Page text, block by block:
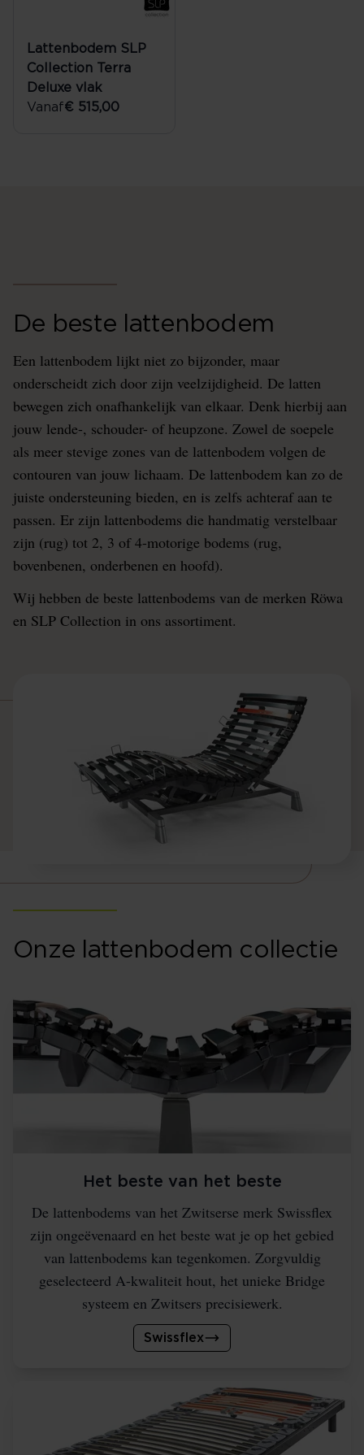
Lattenbodem SLP
Collection Terra
Deluxe vlak
Vanaf€ 515,00
De beste lattenbodem
Een lattenbodem lijkt niet zo bijzonder, maar
onderscheidt zich door zijn veelzijdigheid. De latten
bewegen zich onafhankelijk van elkaar. Denk hierbij aan
jouw lende-, schouder- of heupzone. Zowel de soepele
als meer stevige zones van de lattenbodem volgen de
contouren van jouw lichaam. De lattenbodem kan zo de
juiste ondersteuning bieden, en is zelfs achteraf aan te
passen. Er zijn lattenbodems die handmatig verstelbaar
zijn (rug) tot 2, 3 of 4-motorige bodems (rug,
bovenbenen, onderbenen en hoofd).
Wij hebben de beste lattenbodems van de merken Röwa
en SLP Collection in ons assortiment.
Onze lattenbodem collectie
Het beste van het beste
De lattenbodems van het Zwitserse merk Swissflex
zijn ongeëvenaard en het beste wat je op het gebied
van lattenbodems kan tegenkomen. Zorgvuldig
geselecteerd A-kwaliteit hout, het unieke Bridge
systeem en Zwitsers precisiewerk.
Swissflex